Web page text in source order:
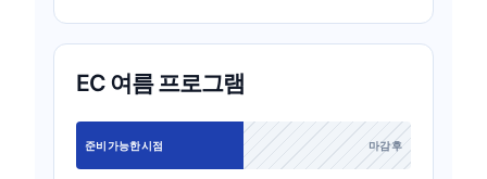
EC 여름 프로그램
준비 가능한 시점 마감 후